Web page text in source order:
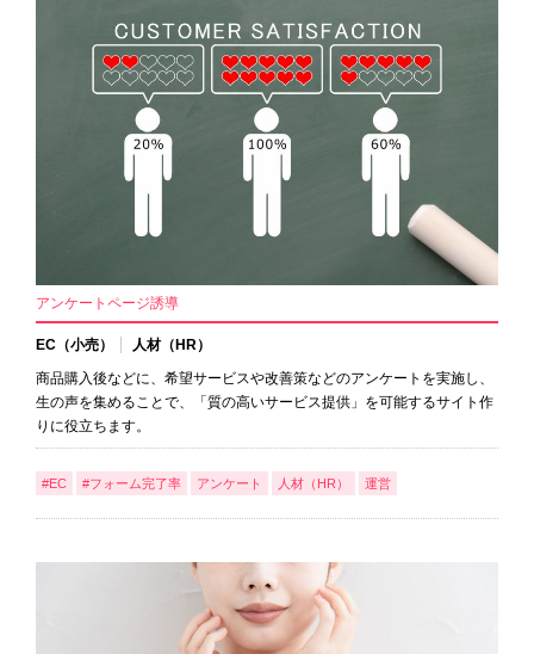
アンケートページ誘導
EC（小売）
人材（HR）
商品購入後などに、希望サービスや改善策などのアンケートを実施し、
生の声を集めることで、「質の高いサービス提供」を可能するサイト作
りに役立ちます。
#EC #フォーム完了率 アンケート 人材（HR） 運営